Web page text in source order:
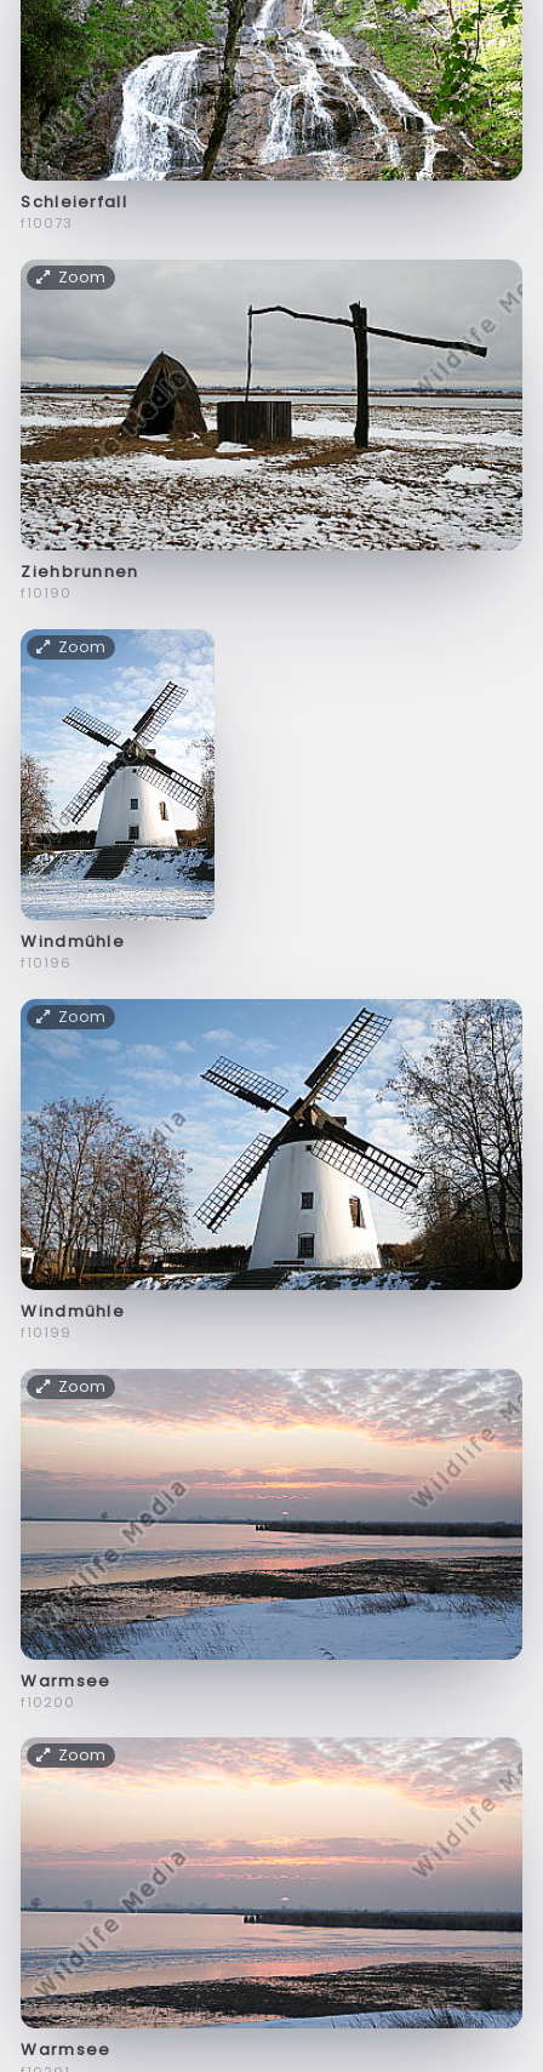
Schleierfall
f10073
Zoom
Ziehbrunnen
f10190
Zoom
Windmühle
f10196
Zoom
Windmühle
f10199
Zoom
Warmsee
f10200
Zoom
Warmsee